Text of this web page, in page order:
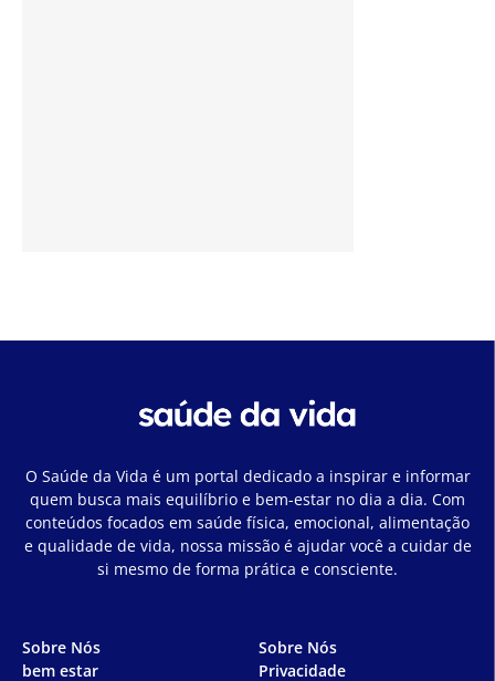
O Saúde da Vida é um portal dedicado a inspirar e informar
quem busca mais equilíbrio e bem-estar no dia a dia. Com
conteúdos focados em saúde física, emocional, alimentação
e qualidade de vida, nossa missão é ajudar você a cuidar de
si mesmo de forma prática e consciente.
Sobre Nós
bem estar
Sobre Nós
Privacidade